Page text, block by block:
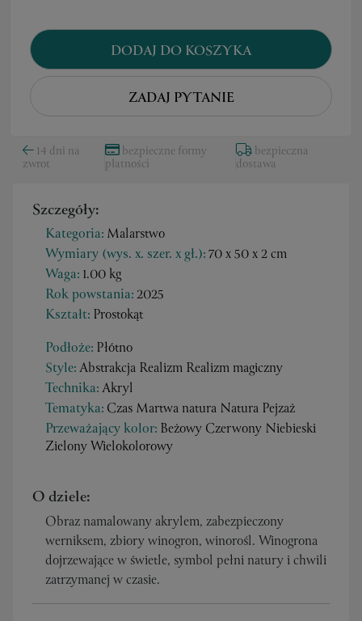
DODAJ DO KOSZYKA
ZADAJ PYTANIE
14 dni na
zwrot
bezpieczne formy
płatności
bezpieczna
dostawa
Szczegóły:
Kategoria: Malarstwo
Wymiary (wys. x. szer. x gł.):70 x 50 x 2 cm
Waga: 1.00 kg
Rok powstania:2025
Kształt: Prostokąt
Podłoże: Płótno
Style:Abstrakcja Realizm Realizm magiczny
Technika:Akryl
Tematyka: Czas Martwa natura Natura Pejzaż
Przeważający kolor: Beżowy Czerwony Niebieski
Zielony Wielokolorowy
O dziele:
Obraz namalowany akrylem, zabezpieczony
werniksem, zbiory winogron, winorośl. Winogrona
dojrzewające w świetle, symbol pełni natury i chwili
zatrzymanej w czasie.